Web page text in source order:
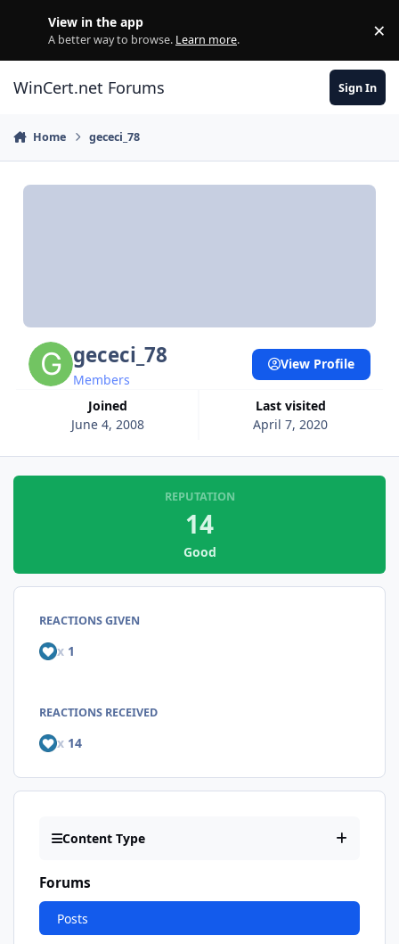
View in the app
A better way to browse. Learn more. ×
WinCert.net Forums Sign In
Home gececi_78
gececi_78
Members
Joined
June 4, 2008
Last visited
April 7, 2020
View Profile
REPUTATION
14
Good
REACTIONS GIVEN
x 1
REACTIONS RECEIVED
x 14
Content Type
Forums
Posts